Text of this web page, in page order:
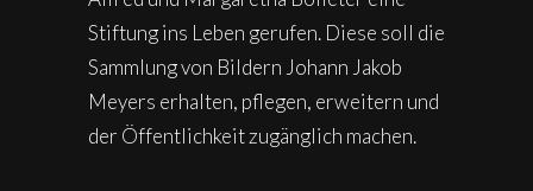
Stiftung ins Leben gerufen. Diese soll die
Sammlung von Bildern Johann Jakob
Meyers erhalten, pflegen, erweitern und
der Öffentlichkeit zugänglich machen.